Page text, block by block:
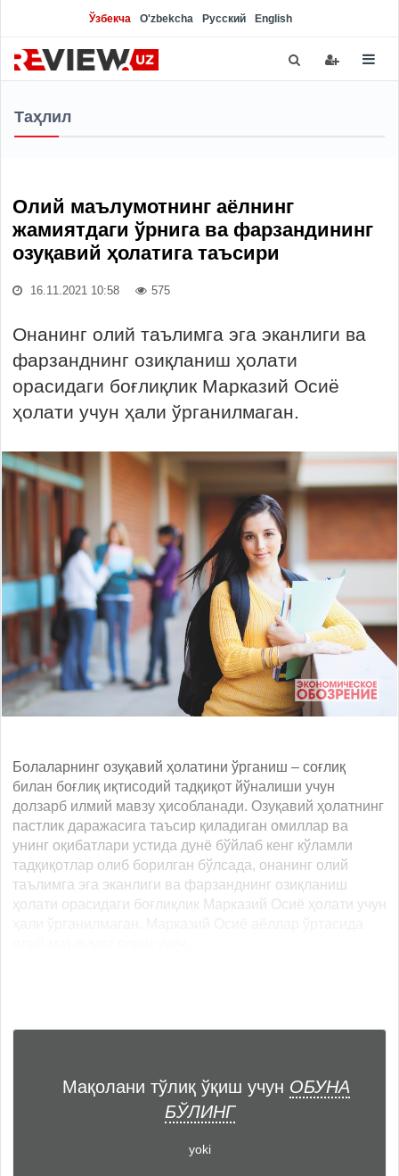
Ўзбекча O'zbekcha Русский English
Таҳлил
Олий маълумотнинг аёлнинг
жамиятдаги ўрнига ва фарзандининг
озуқавий ҳолатига таъсири
16.11.2021 10:58 575
Онанинг олий таълимга эга эканлиги ва
фарзанднинг озиқланиш ҳолати
орасидаги боғлиқлик Марказий Осиё
ҳолати учун ҳали ўрганилмаган.
Болаларнинг озуқавий ҳолатини ўрганиш – соғлиқ
билан боғлиқ иқтисодий тадқиқот йўналиши учун
долзарб илмий мавзу ҳисобланади. Озуқавий ҳолатнинг
пастлик даражасига таъсир қиладиган омиллар ва
унинг оқибатлари устида дунё бўйлаб кенг кўламли
тадқиқотлар олиб борилган бўлсада, онанинг олий
таълимга эга эканлиги ва фарзанднинг озиқланиш
ҳолати орасидаги боғлиқлик Марказий Осиё ҳолати учун
Мақолани тўлиқ ўқиш учун ОБУНА
БЎЛИНГ
yoki